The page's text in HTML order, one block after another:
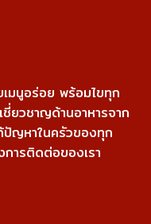
มนูอร่อย พร้อมไขทุก
ยวชาญด้านอาหารจาก
ปัญหาในครัวของทุก
การติดต่อของเรา